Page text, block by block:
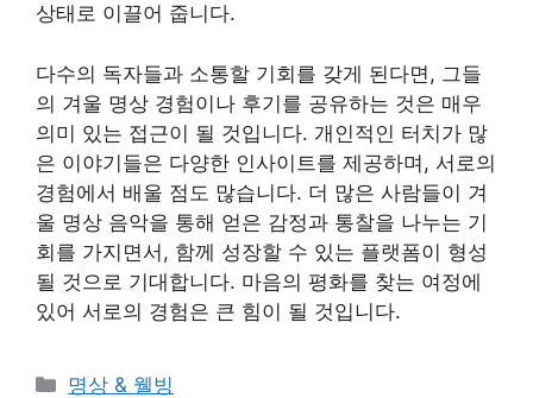
상태로 이끌어 줍니다.
다수의 독자들과 소통할 기회를 갖게 된다면, 그들
의 겨울 명상 경험이나 후기를 공유하는 것은 매우
의미 있는 접근이 될 것입니다. 개인적인 터치가 많
은 이야기들은 다양한 인사이트를 제공하며, 서로의
경험에서 배울 점도 많습니다. 더 많은 사람들이 겨
울 명상 음악을 통해 얻은 감정과 통찰을 나누는 기
회를 가지면서, 함께 성장할 수 있는 플랫폼이 형성
될 것으로 기대합니다. 마음의 평화를 찾는 여정에
있어 서로의 경험은 큰 힘이 될 것입니다.
Categories
명상 & 웰빙